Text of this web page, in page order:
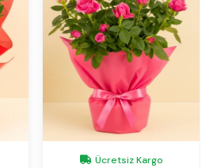
Ücretsiz Kargo